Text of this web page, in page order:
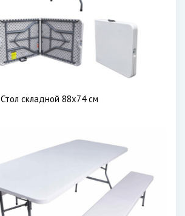
Стол складной 88x74 см